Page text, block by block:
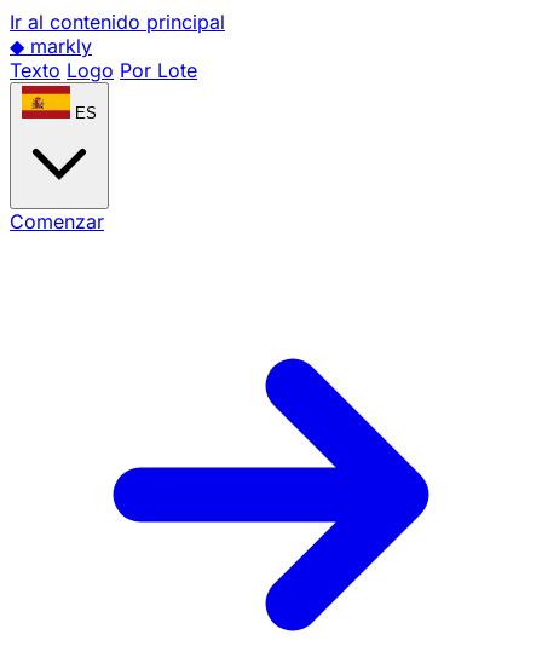
Ir al contenido principal
◆ markly
Texto Logo Por Lote
ES
Comenzar